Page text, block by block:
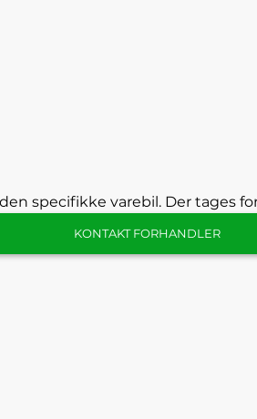
specifikke varebil. Der tages
KONTAKT FORHANDLER